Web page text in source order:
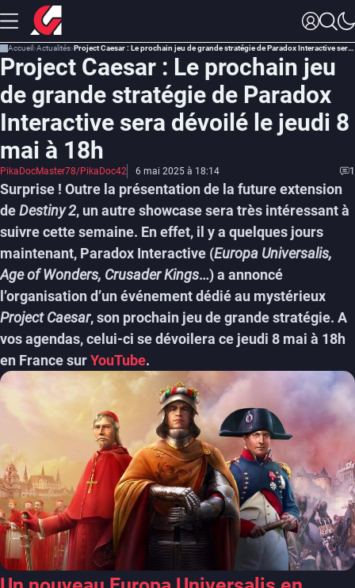
Accueil Actualités Project Caesar : Le prochain jeu de grande stratégie de Paradox Interactive sera dévoilé le jeudi 8 mai à 18h
Project Caesar : Le prochain jeu
de grande stratégie de Paradox
Interactive sera dévoilé le jeudi 8
mai à 18h
PikaDocMaster78/PikaDoc42 6 mai 2025 à 18:14 1
Surprise ! Outre la présentation de la future extension
deDestiny 2, un autre showcase sera très intéressant à
suivre cette semaine. En effet, il y a quelques jours
maintenant, Paradox Interactive (Europa Universalis,
Age of Wonders, Crusader Kings…) a annoncé
l’organisation d’un événement dédié au mystérieux
Project Caesar, son prochain jeu de grande stratégie. A
vos agendas, celui-ci se dévoilera ce jeudi 8 mai à 18h
en France surYouTube.